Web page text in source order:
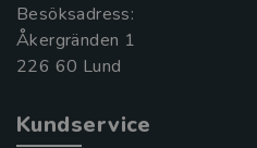
Besöksadress:
Åkergränden 1
Kundservice